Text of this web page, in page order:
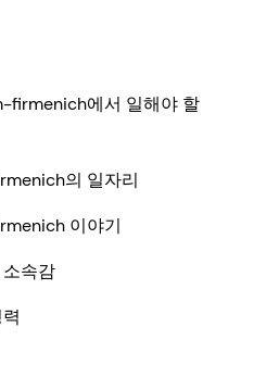
firmenich에서 일해야 할
의 일자리
이야기
속감